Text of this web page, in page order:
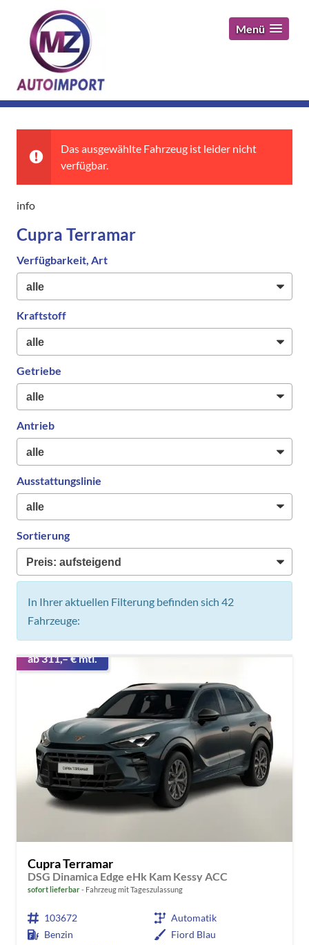
Menü
Das ausgewählte Fahrzeug ist leider nicht
verfügbar.
info
Cupra Terramar
Verfügbarkeit, Art
Kraftstoff
Getriebe
Antrieb
Ausstattungslinie
Sortierung
In Ihrer aktuellen Filterung befinden sich 42
Fahrzeuge:
ab 311,– € mtl.
Cupra Terramar
DSG Dinamica Edge eHk Kam Kessy ACC
sofort lieferbar Fahrzeug mit Tageszulassung
103672
Automatik
Benzin
Fiord Blau